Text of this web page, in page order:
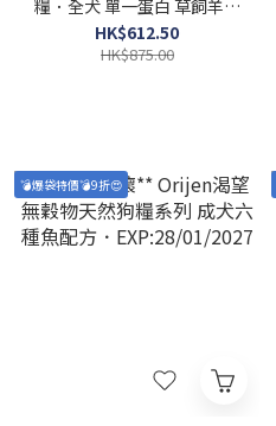
糧．全犬 單一蛋白 草飼羊．
11.4kg EXP:11/04/2027
HK$612.50
HK$875.00
💣爆袋特價💣9折😍